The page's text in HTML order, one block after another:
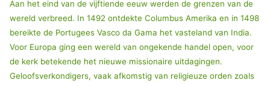
Aan het eind van de vijftiende eeuw werden de grenzen van de
wereld verbreed. In 1492 ontdekte Columbus Amerika en in 1498
bereikte de Portugees Vasco da Gama het vasteland van India.
Voor Europa ging een wereld van ongekende handel open, voor
de kerk betekende het nieuwe missionaire uitdagingen.
Geloofsverkondigers, vaak afkomstig van religieuze orden zoals